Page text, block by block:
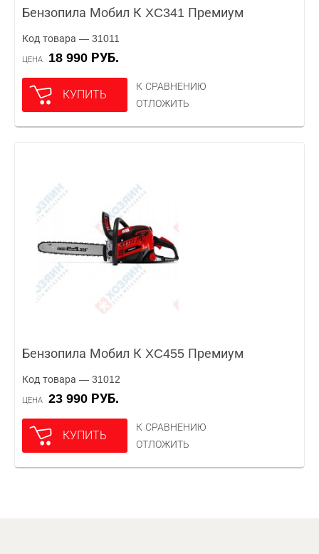
Бензопила Мобил К XC341 Премиум
Код товара — 31011
ЦЕНА 18 990 РУБ.
КУПИТЬ
К СРАВНЕНИЮ
ОТЛОЖИТЬ
Бензопила Мобил К XC455 Премиум
Код товара — 31012
ЦЕНА 23 990 РУБ.
КУПИТЬ
К СРАВНЕНИЮ
ОТЛОЖИТЬ